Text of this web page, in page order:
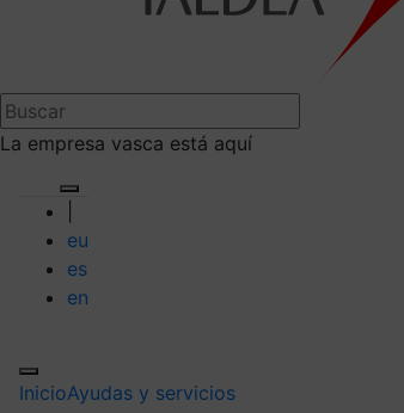
La empresa vasca está aquí
eu
es
en
InicioAyudas y servicios